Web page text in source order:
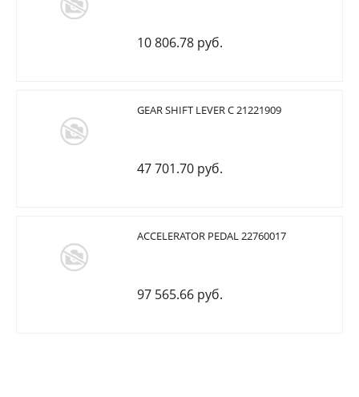
10 806.78 руб.
GEAR SHIFT LEVER C 21221909
47 701.70 руб.
ACCELERATOR PEDAL 22760017
97 565.66 руб.